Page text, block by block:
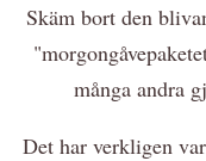
Skäm bort den
många andra
Det har verkligen